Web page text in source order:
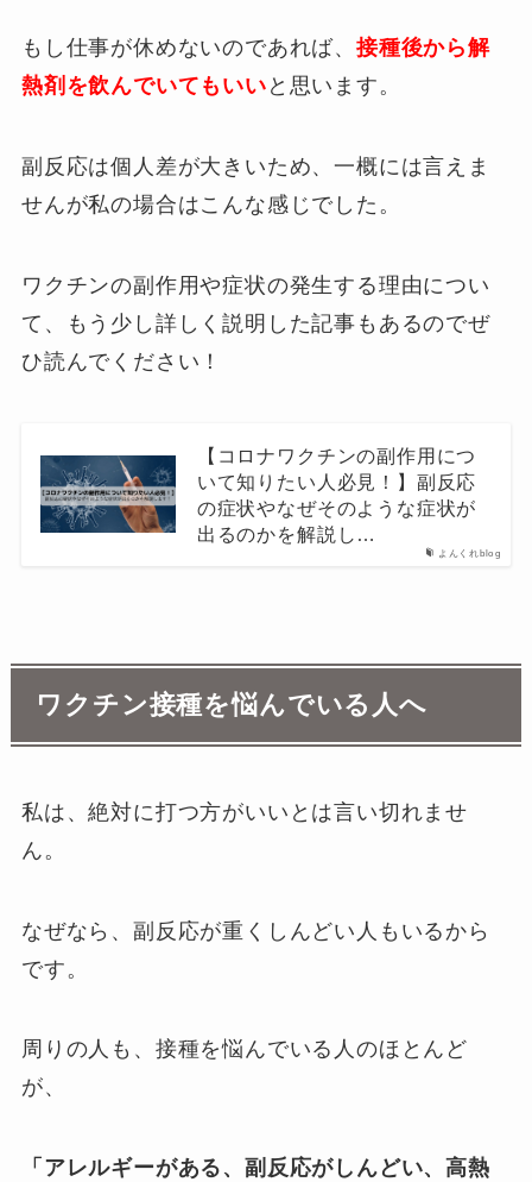
もし仕事が休めないのであれば、接種後から解
熱剤を飲んでいてもいい と思います。
副反応は個人差が大きいため、一概には言えま
せんが私の場合はこんな感じでした。
ワクチンの副作用や症状の発生する理由につい
て、もう少し詳しく説明した記事もあるのでぜ
ひ読んでください！
よんくれblog
【コロナワクチンの副作用につ
いて知りたい人必見！】副反応
の症状やなぜそのような症状が
出るのかを解説し…
ワクチン接種を悩んでいる人へ
私は、絶対に打つ方がいいとは言い切れませ
ん。
なぜなら、副反応が重くしんどい人もいるから
です。
周りの人も、接種を悩んでいる人のほとんど
が、
「アレルギーがある、副反応がしんどい、高熱